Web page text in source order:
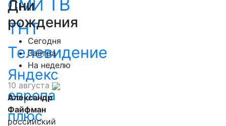
СМИ
ТНТ
Телевидение
Яндекс
европа
плюс
Дни
рождения
Сегодня
Завтра
На неделю
10 августа
Александр
Файфман
российский